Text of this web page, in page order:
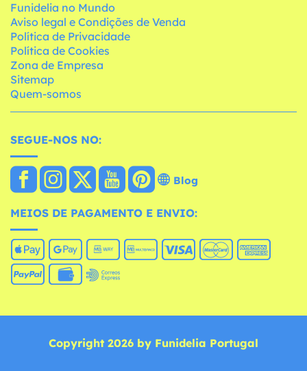
Funidelia no Mundo
Aviso legal e Condições de Venda
Política de Privacidade
Política de Cookies
Zona de Empresa
Sitemap
Quem-somos
SEGUE-NOS NO:
Blog
MEIOS DE PAGAMENTO E ENVIO:
Copyright 2026 by Funidelia Portugal